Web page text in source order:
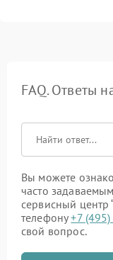
FAQ. Ответы
Вы можете
часто
сервисный центр
телефону+7
свой вопрос.